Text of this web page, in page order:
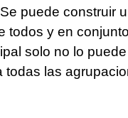
puede construir
todos y en
solo no lo
todas las